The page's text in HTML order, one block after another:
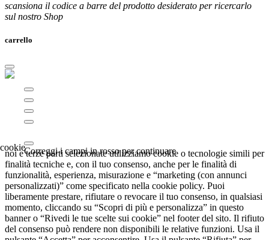
scansiona il codice a barre del prodotto desiderato per ricercarlo
sul nostro Shop
carrello
Correggi i campi in rosso per continuare
noi e terze parti selezionate utilizziamo cookie o tecnologie simili per
finalità tecniche e, con il tuo consenso, anche per le finalità di
funzionalità, esperienza, misurazione e “marketing (con annunci
personalizzati)” come specificato nella cookie policy. Puoi
liberamente prestare, rifiutare o revocare il tuo consenso, in qualsiasi
momento, cliccando su “Scopri di più e personalizza” in questo
banner o “Rivedi le tue scelte sui cookie” nel footer del sito. Il rifiuto
del consenso può rendere non disponibili le relative funzioni. Usa il